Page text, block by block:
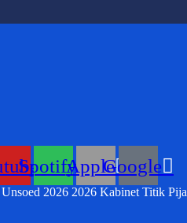
SpotifyAppleGoogle
2026 2026 Kabinet Titik